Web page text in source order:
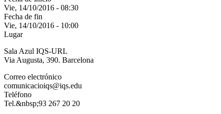
Vie, 14/10/2016 - 08:30
Fecha de fin
Vie, 14/10/2016 - 10:00
Lugar
Sala Azul IQS-URL
Via Augusta, 390. Barcelona
Correo electrónico
comunicacioiqs@iqs.edu
Teléfono
Tel.&nbsp;93 267 20 20